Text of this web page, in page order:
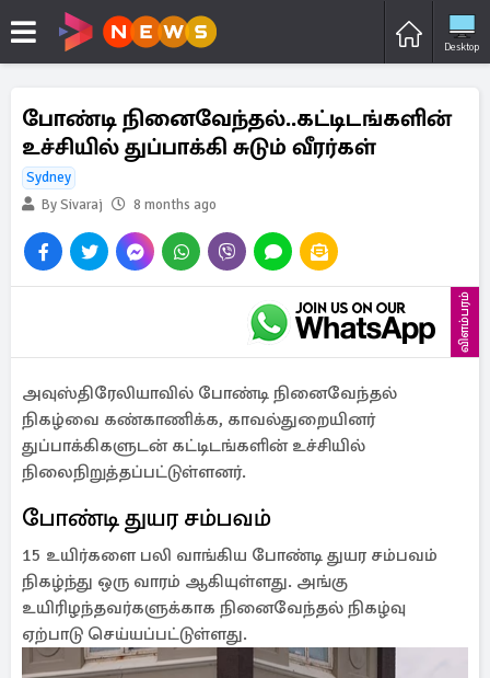
Desktop
போண்டி நினைவேந்தல்..கட்டிடங்களின்
உச்சியில் துப்பாக்கி சுடும் வீரர்கள்
Sydney
By Sivaraj
8 months ago
விளம்பரம்
அவுஸ்திரேலியாவில் போண்டி நினைவேந்தல்
நிகழ்வை கண்காணிக்க, காவல்துறையினர்
துப்பாக்கிகளுடன் கட்டிடங்களின் உச்சியில்
நிலைநிறுத்தப்பட்டுள்ளனர்.
போண்டி துயர சம்பவம்
15 உயிர்களை பலி வாங்கிய போண்டி துயர சம்பவம்
நிகழ்ந்து ஒரு வாரம் ஆகியுள்ளது. அங்கு
உயிரிழந்தவர்களுக்காக நினைவேந்தல் நிகழ்வு
ஏற்பாடு செய்யப்பட்டுள்ளது.